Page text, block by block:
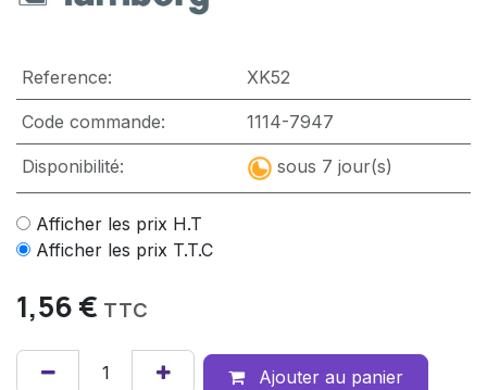
Reference: XK52
Code commande: 1114-7947
Disponibilité: sous 7 jour(s)
Afficher les prix H.T
Afficher les prix T.T.C
1,56€ TTC
Ajouter au panier